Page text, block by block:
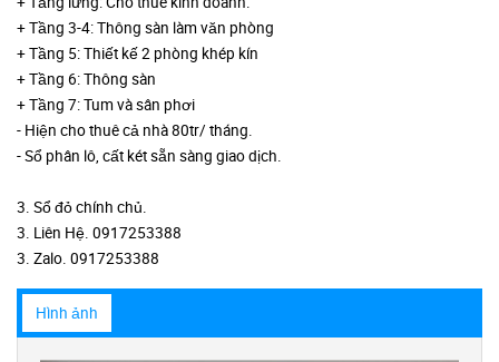
+ Tầng 3-4: Thông sàn làm văn phòng
+ Tầng 5: Thiết kế 2 phòng khép kín
+ Tầng 6: Thông sàn
+ Tầng 7: Tum và sân phơi
- Hiện cho thuê cả nhà 80tr/ tháng.
- Sổ phân lô, cất két sẵn sàng giao dịch.
3. Sổ đỏ chính chủ.
3. Liên Hệ. 0917253388
3. Zalo. 0917253388
Hình ảnh